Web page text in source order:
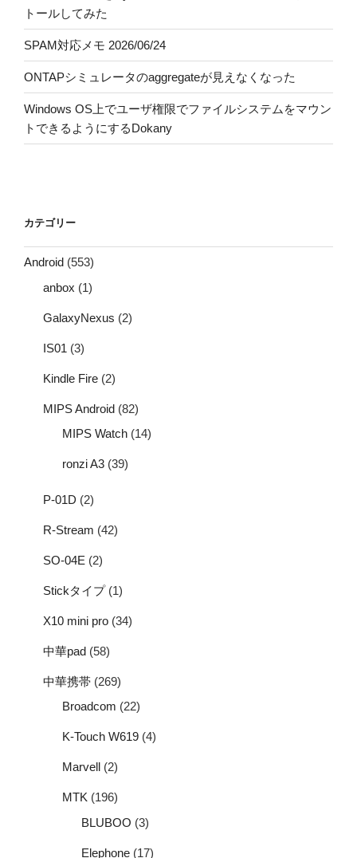
トールしてみた
SPAM対応メモ 2026/06/24
ONTAPシミュレータのaggregateが見えなくなった
Windows OS上でユーザ権限でファイルシステムをマウン
トできるようにするDokany
カテゴリー
Android (553)
anbox (1)
GalaxyNexus (2)
IS01 (3)
Kindle Fire (2)
MIPS Android (82)
MIPS Watch (14)
ronzi A3 (39)
P-01D (2)
R-Stream (42)
SO-04E (2)
Stickタイプ(1)
X10 mini pro (34)
中華pad (58)
中華携帯 (269)
Broadcom (22)
K-Touch W619 (4)
Marvell (2)
MTK (196)
BLUBOO (3)
Elephone (17)